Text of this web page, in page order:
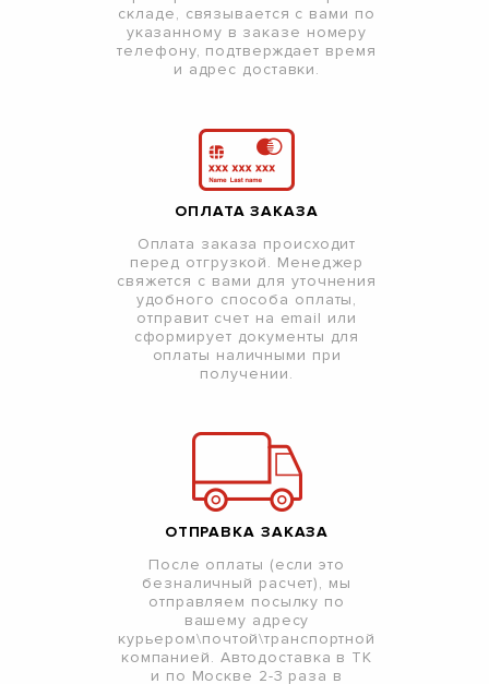
складе, связывается с вами по
указанному в заказе номеру
телефону, подтверждает время
и адрес доставки.
ОПЛАТА ЗАКАЗА
Оплата заказа происходит
перед отгрузкой. Менеджер
свяжется с вами для уточнения
удобного способа оплаты,
отправит счет на email или
сформирует документы для
оплаты наличными при
получении.
ОТПРАВКА ЗАКАЗА
После оплаты (если это
безналичный расчет), мы
отправляем посылку по
вашему адресу
курьером\почтой\транспортной
компанией. Автодоставка в ТК
и по Москве 2-3 раза в